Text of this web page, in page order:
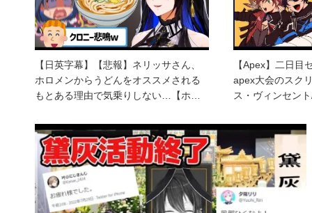
【日英字幕】【悲報】ネリッサさん、
ホロメンからうどんをオススメされる
もとある理由で気乗りしない…【ホ…
【Apex】二日目
apex大会のスク
ス・ヴィンセン